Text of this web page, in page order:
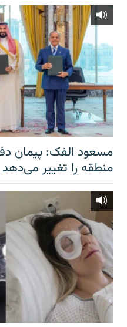
مسعود الفک: پیمان
منطقه را تغییر می‌دهد